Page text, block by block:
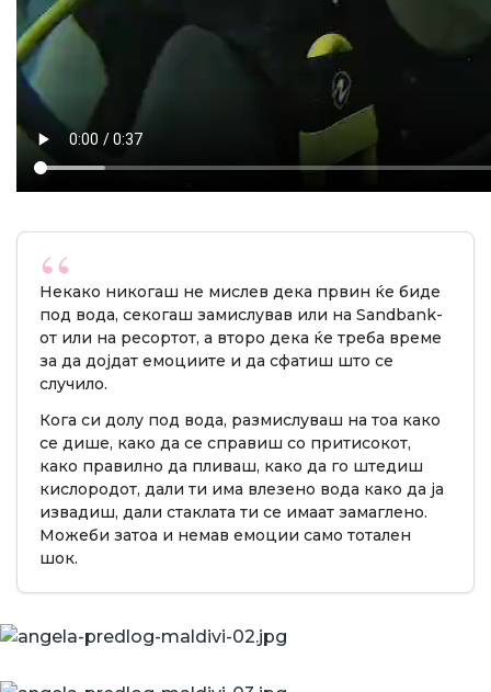
Некако никогаш не мислев дека првин ќе биде
под вода, секогаш замислував или на Sandbank-
от или на ресортот, а второ дека ќе треба време
за да дојдат емоциите и да сфатиш што се
случило.
Кога си долу под вода, размислуваш на тоа како
се дише, како да се справиш со притисокот,
како правилно да пливаш, како да го штедиш
кислородот, дали ти има влезено вода како да ја
извадиш, дали стаклата ти се имаат замаглено.
Можеби затоа и немав емоции само тотален
шок.